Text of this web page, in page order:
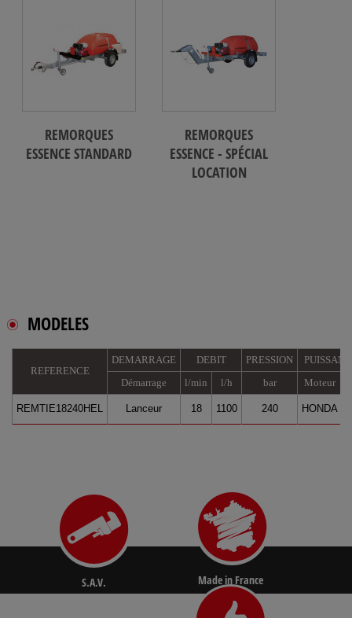
REMORQUES
ESSENCE STANDARD
REMORQUES
ESSENCE - SPÉCIAL
LOCATION
MODELES
REFERENCE
DEMARRAGE DEBIT PRESSION
Démarrage
l/min l/h bar Moteur
REMTIE18240HEL Lanceur 18 1100 240 HONDA
S.A.V. Made in France